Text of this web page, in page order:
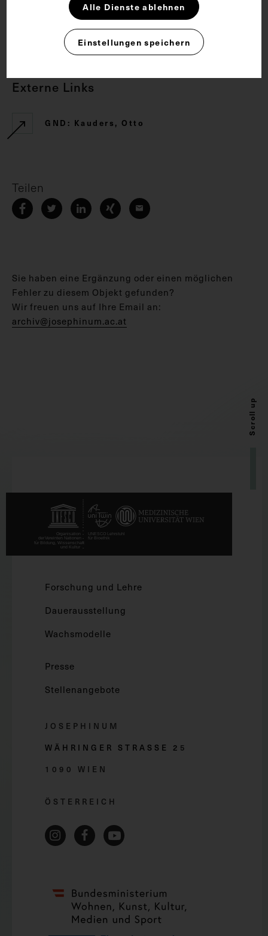
CC BY-NC-SA 4.0
Externe Links
GND: Kauders, Otto
Teilen
Sie haben eine Ergänzung oder einen möglichen
Fehler zu diesem Objekt gefunden?
Wir freuen uns auf Ihre Email an:
archiv@josephinum.ac.at
Scroll up
Forschung und Lehre
Dauerausstellung
Wachsmodelle
Presse
Stellenangebote
JOSEPHINUM
WÄHRINGER STRASSE 2 5
1090 WIEN
ÖSTERREICH
Alle Dienste ablehnen
Einstellungen speichern